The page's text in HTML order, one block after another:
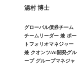
湯村 博士
グローバル債券チーム
チームリーダー 兼 ポー
トフォリオマネジャー
兼 クオンツ/AI開発グル
ープ グループマネジャ